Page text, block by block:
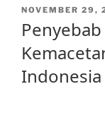
POSTED
NOVEMBER 29,
Indonesia